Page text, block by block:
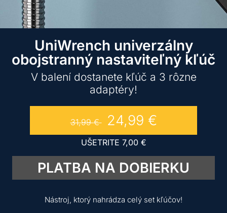
UniWrench univerzálny
obojstranný nastaviteľný kľúč
V balení dostanete kľúč a 3 rôzne
adaptéry!
31,99€ 24,99 €
UŠETRITE 7,00 €
PLATBA NA DOBIERKU
Nástroj, ktorý nahrádza celý set kľúčov!